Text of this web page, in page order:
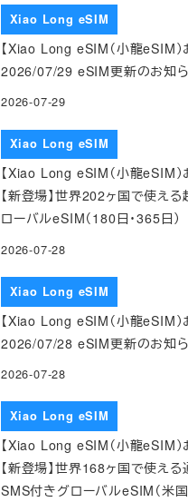
Xiao Long eSIM
【Xiao Long eSIM（小龍eSIM）
2026/07/29 eSIM更新のお知
2026-07-29
Xiao Long eSIM
【Xiao Long eSIM（小龍eSIM）
【新登場】世界202ヶ国で使え
ローバルeSIM（180日・365日）
2026-07-28
Xiao Long eSIM
【Xiao Long eSIM（小龍eSIM）
2026/07/28 eSIM更新のお知
2026-07-28
Xiao Long eSIM
【Xiao Long eSIM（小龍eSIM）
【新登場】世界168ヶ国で使える
SMS付きグローバルeSIM（米